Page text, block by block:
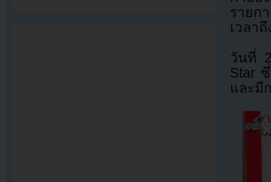
รายก
เวลา
วันที่
Star
และมี